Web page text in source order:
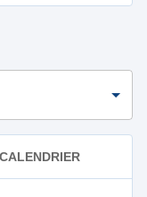
CALENDRIER